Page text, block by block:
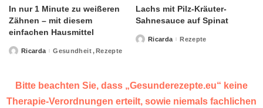
In nur 1 Minute zu weißeren
Zähnen – mit diesem
einfachen Hausmittel
PostedRicarda Gesundheit Rezepte
Lachs mit Pilz-Kräuter-
Sahnesauce auf Spinat
PostedRicarda Rezepte
Bitte beachten Sie, dass „Gesunderezepte.eu“ keine
Therapie-Verordnungen erteilt, sowie niemals fachlichen